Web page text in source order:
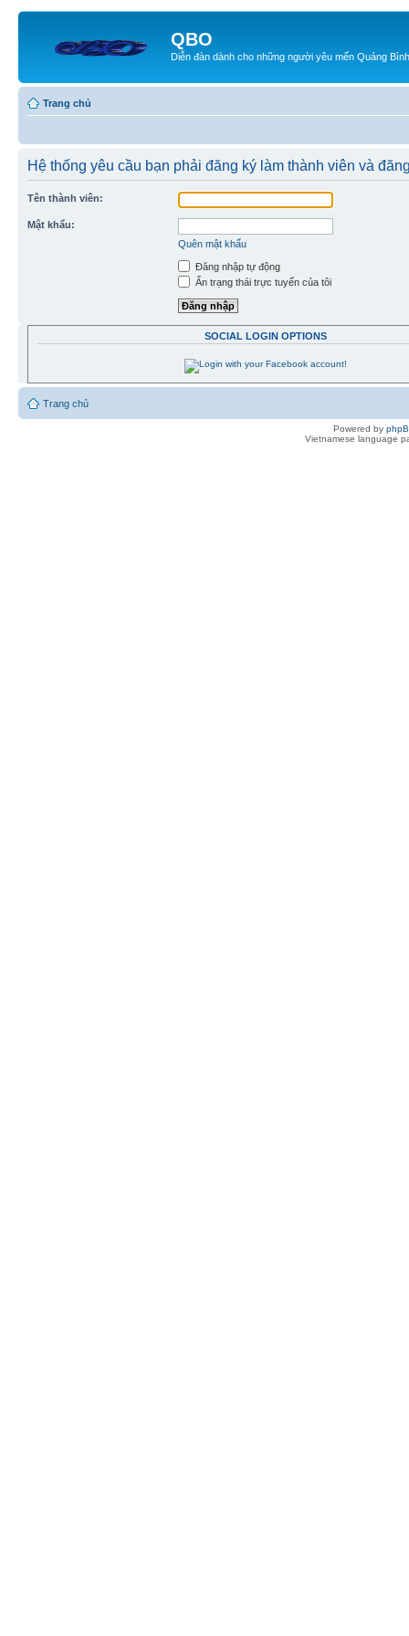
QBO
Diễn đàn dành cho những người yêu mến Quảng Bình
Trang chủ
Hệ thống yêu cầu bạn phải đăng ký làm thành viên và
Tên thành viên:
Mật khẩu:
Quên mật khẩu
Đăng nhập tự động
Ẩn trạng thái trực tuyến của tôi
SOCIAL LOGIN OPTIONS
Trang chủ
Powered by
Vietnamese language